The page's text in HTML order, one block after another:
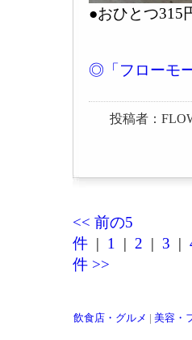
●おひとつ315
◎「フローモ
投稿者：
<< 前の5
件 | 1 | 2 | 3 |
件 >>
飲食店・グルメ 美容・